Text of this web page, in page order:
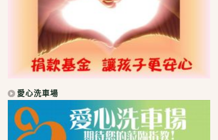
愛心洗車場